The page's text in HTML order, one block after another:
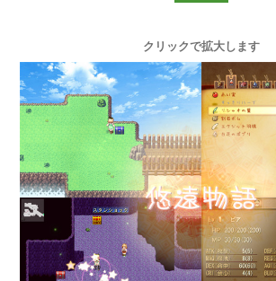
クリックで拡大します